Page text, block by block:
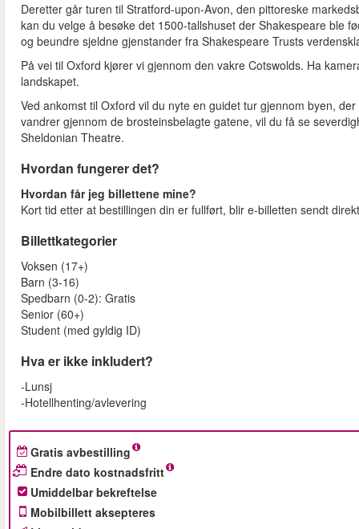
Deretter går turen til Stratford-upon-Avon, den pittoreske
kan du velge å besøke det 1500-tallshuset der Shakespeare ble
og beundre sjeldne gjenstander fra Shakespeare Trusts
På vei til Oxford kjører vi gjennom den vakre Cotswolds. Ha
landskapet.
Ved ankomst til Oxford vil du nyte en guidet tur gjennom byen,
vandrer gjennom de brosteinsbelagte gatene, vil du få se
Sheldonian Theatre.
Hvordan fungerer det?
Hvordan får jeg billettene mine?
Kort tid etter at bestillingen din er fullført, blir e-billetten sendt
Billettkategorier
Voksen (17+)
Barn (3-16)
Spedbarn (0-2): Gratis
Senior (60+)
Student (med gyldig ID)
Hva er ikke inkludert?
-Lunsj
-Hotellhenting/avlevering
Gratis avbestilling
Endre dato kostnadsfritt
Umiddelbar bekreftelse
Mobilbillett aksepteres